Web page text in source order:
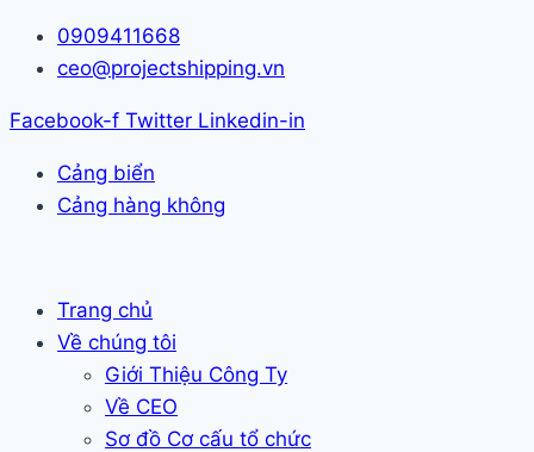
Skip
0909411668
ceo@projectshipping.vn
Facebook-f Twitter Linkedin-in
Cảng biển
Cảng hàng không
Trang chủ
Về chúng tôi
Giới Thiệu Công Ty
Về CEO
Sơ đồ Cơ cấu tổ chức